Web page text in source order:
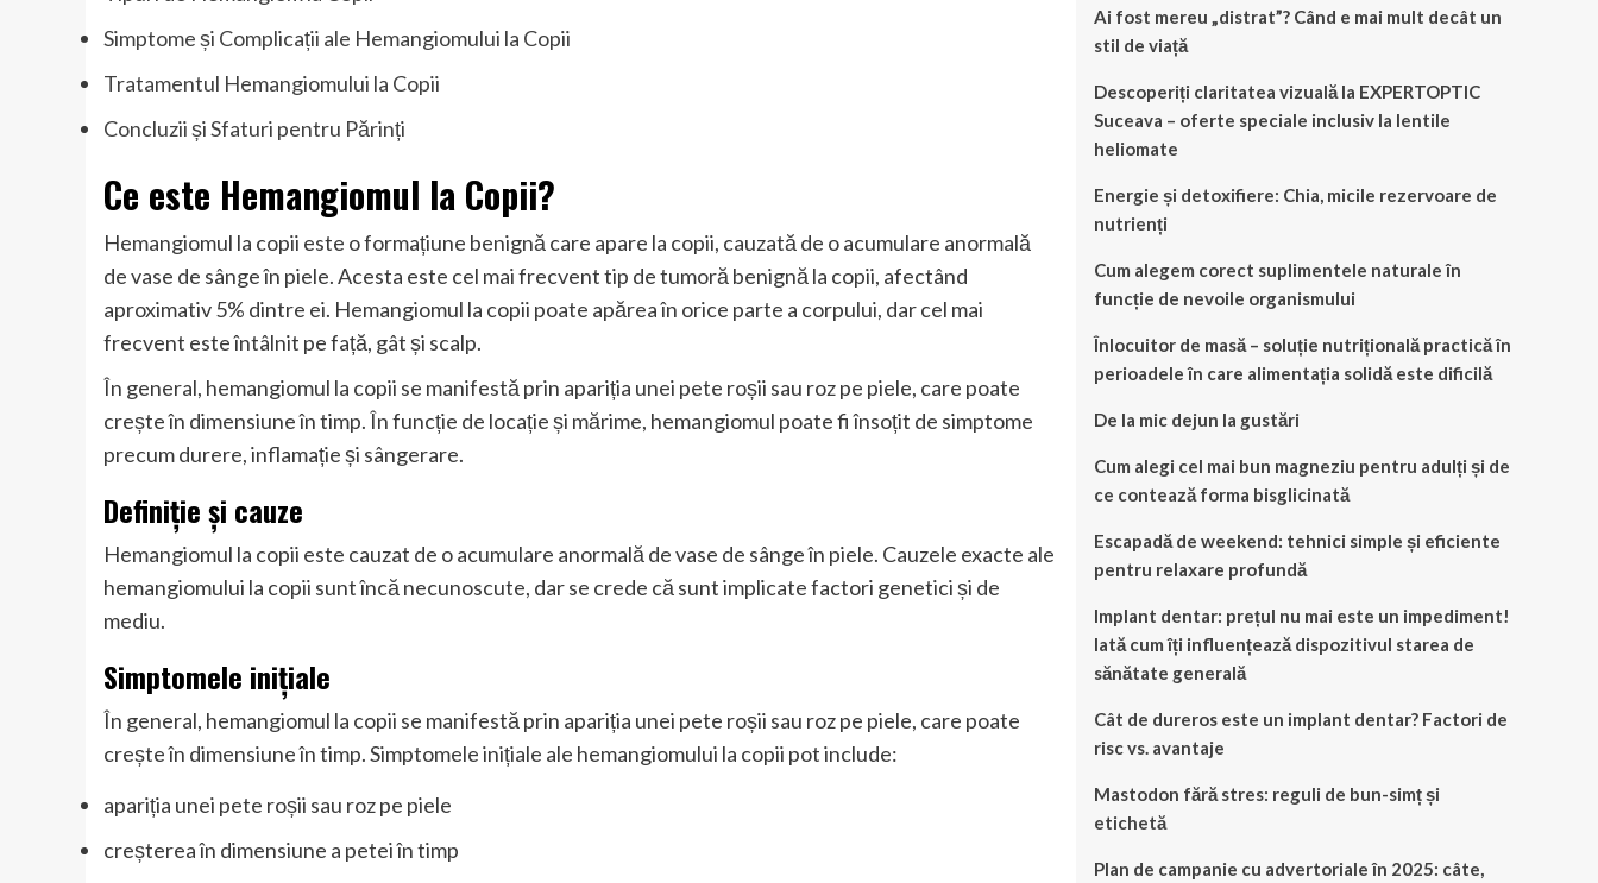
Simptome și Complicații ale Hemangiomului la Copii
Tratamentul Hemangiomului la Copii
Concluzii și Sfaturi pentru Părinți
Ce este Hemangiomul la Copii?
Hemangiomul la copii este o formațiune benignă care apare la copii, cauzată de o acumulare anormală
de vase de sânge în piele. Acesta este cel mai frecvent tip de tumoră benignă la copii, afectând
aproximativ 5% dintre ei. Hemangiomul la copii poate apărea în orice parte a corpului, dar cel mai
frecvent este întâlnit pe față, gât și scalp.
În general, hemangiomul la copii se manifestă prin apariția unei pete roșii sau roz pe piele, care poate
crește în dimensiune în timp. În funcție de locație și mărime, hemangiomul poate fi însoțit de simptome
precum durere, inflamație și sângerare.
Definiție și cauze
Hemangiomul la copii este cauzat de o acumulare anormală de vase de sânge în piele. Cauzele exacte ale
hemangiomului la copii sunt încă necunoscute, dar se crede că sunt implicate factori genetici și de
mediu.
Simptomele inițiale
În general, hemangiomul la copii se manifestă prin apariția unei pete roșii sau roz pe piele, care poate
crește în dimensiune în timp. Simptomele inițiale ale hemangiomului la copii pot include:
apariția unei pete roșii sau roz pe piele
creșterea în dimensiune a petei în timp
Ai fost mereu „distrat”? Când e mai mult decât un
stil de viață
Descoperiți claritatea vizuală la EXPERTOPTIC
Suceava – oferte speciale inclusiv la lentile
heliomate
Energie și detoxifiere: Chia, micile rezervoare de
nutrienți
Cum alegem corect suplimentele naturale în
funcție de nevoile organismului
Înlocuitor de masă – soluție nutrițională practică în
perioadele în care alimentația solidă este dificilă
De la mic dejun la gustări
Cum alegi cel mai bun magneziu pentru adulți și de
ce contează forma bisglicinată
Escapadă de weekend: tehnici simple și eficiente
pentru relaxare profundă
Implant dentar: prețul nu mai este un impediment!
Iată cum îți influențează dispozitivul starea de
sănătate generală
Cât de dureros este un implant dentar? Factori de
risc vs. avantaje
Mastodon fără stres: reguli de bun-simț și
etichetă
Plan de campanie cu advertoriale în 2025: câte,